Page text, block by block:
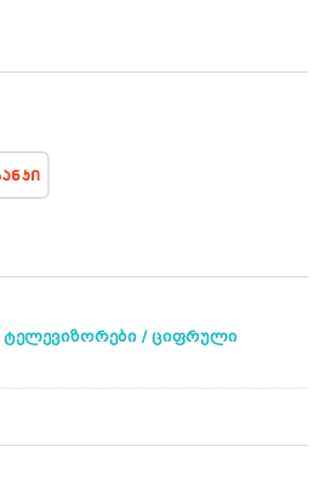
ტელევიზორები / ციფრული